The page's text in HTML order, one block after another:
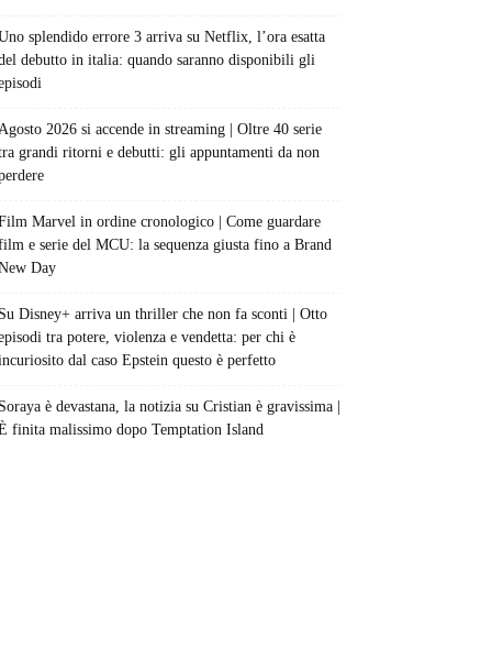
splendido errore 3 arriva su Netflix, l’ora esatta
debutto in italia: quando saranno disponibili gli
2026 si accende in streaming | Oltre 40 serie
grandi ritorni e debutti: gli appuntamenti da non
Marvel in ordine cronologico | Come guardare
e serie del MCU: la sequenza giusta fino a Brand
Day
Su Disney+ arriva un thriller che non fa sconti | Otto
tra potere, violenza e vendetta: per chi è
dal caso Epstein questo è perfetto
Soraya è devastana, la notizia su Cristian è gravissima |
finita malissimo dopo Temptation Island